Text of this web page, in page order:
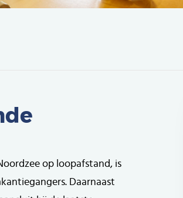
op loopafstand, is
Daarnaast